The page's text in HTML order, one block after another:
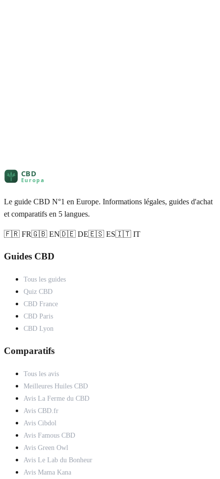
Le guide CBD N°1 en Europe. Informations légales, guides d'achat
et comparatifs en 5 langues.
🇫🇷 FR🇬🇧 EN🇩🇪 DE🇪🇸 ES🇮🇹 IT
Guides CBD
Tous les guides
Quiz CBD
CBD France
CBD Paris
CBD Lyon
Comparatifs
Tous les avis
Meilleures Huiles CBD
Avis La Ferme du CBD
Avis CBD.fr
Avis Cibdol
Avis Famous CBD
Avis Green Owl
Avis Le Lab du Bonheur
Avis Mama Kana